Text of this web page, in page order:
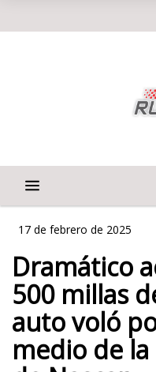
17 de febrero de 2025
Dramático
500 millas
auto voló
medio de